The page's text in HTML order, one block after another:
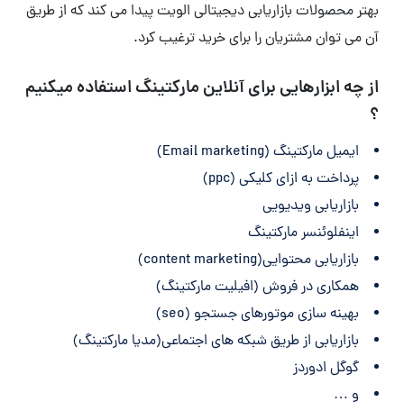
بهتر محصولات بازاریابی دیجیتالی الویت پیدا می کند که از طریق
آن می توان مشتریان را برای خرید ترغیب کرد.
از چه ابزارهایی برای آنلاین مارکتینگ استفاده میکنیم
؟
ایمیل مارکتینگ (Email marketing)
پرداخت به ازای کلیکی (ppc)
بازاریابی ویدیویی
اینفلوئنسر مارکتینگ
بازاریابی محتوایی(content marketing)
همکاری در فروش (افیلیت مارکتینگ)
بهینه سازی موتورهای جستجو (seo)
بازاریابی از طریق شبکه های اجتماعی(مدیا مارکتینگ)
گوگل ادوردز
و …